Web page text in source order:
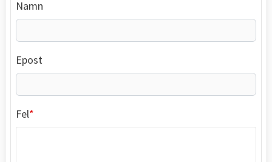
Namn
Epost
Fel